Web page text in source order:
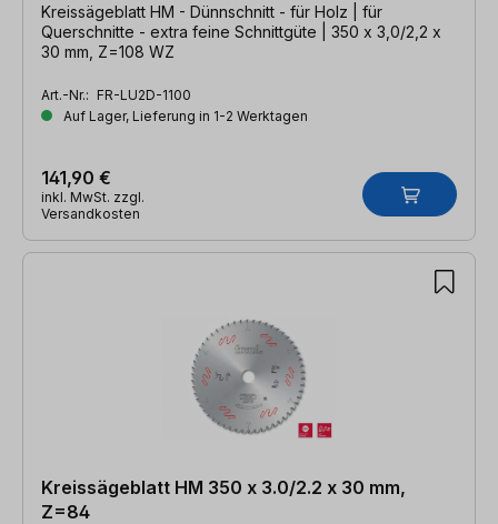
Kreissägeblatt HM - Dünnschnitt - für Holz | für
Querschnitte - extra feine Schnittgüte | 350 x 3,0/2,2 x
30 mm, Z=108 WZ
Art.-Nr.: FR-LU2D-1100
Auf Lager, Lieferung in 1-2 Werktagen
141,90 €
inkl. MwSt. zzgl.
Versandkosten
Kreissägeblatt HM 350 x 3.0/2.2 x 30 mm,
Z=84